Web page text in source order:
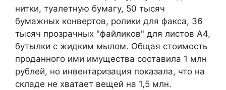
нитки, туалетную бумагу, 50 тысяч
бумажных конвертов, ролики для факса, 36
тысяч прозрачных "файликов" для листов А4,
бутылки с жидким мылом. Общая стоимость
проданного ими имущества составила 1 млн
рублей, но инвентаризация показала, что на
складе не хватает вещей на 1,5 млн.